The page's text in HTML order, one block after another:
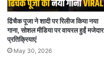
ढिंचैक पूजा ने शादी पर रिलीज किया नया
गाना, सोशल मीडिया पर वायरल हुईं मजेदार
प्रतिक्रियाएं
May 30, 2026